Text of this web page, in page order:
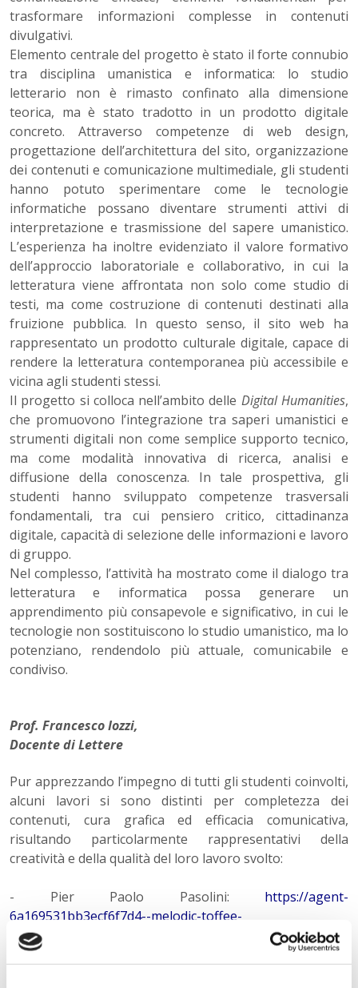
trasformare informazioni complesse in contenuti
divulgativi.
Elemento centrale del progetto è stato il forte connubio
tra disciplina umanistica e informatica: lo studio
letterario non è rimasto confinato alla dimensione
teorica, ma è stato tradotto in un prodotto digitale
concreto. Attraverso competenze di web design,
progettazione dell’architettura del sito, organizzazione
dei contenuti e comunicazione multimediale, gli studenti
hanno potuto sperimentare come le tecnologie
informatiche possano diventare strumenti attivi di
interpretazione e trasmissione del sapere umanistico.
L’esperienza ha inoltre evidenziato il valore formativo
dell’approccio laboratoriale e collaborativo, in cui la
letteratura viene affrontata non solo come studio di
testi, ma come costruzione di contenuti destinati alla
fruizione pubblica. In questo senso, il sito web ha
rappresentato un prodotto culturale digitale, capace di
rendere la letteratura contemporanea più accessibile e
vicina agli studenti stessi.
Il progetto si colloca nell’ambito delle Digital Humanities,
che promuovono l’integrazione tra saperi umanistici e
strumenti digitali non come semplice supporto tecnico,
ma come modalità innovativa di ricerca, analisi e
diffusione della conoscenza. In tale prospettiva, gli
studenti hanno sviluppato competenze trasversali
fondamentali, tra cui pensiero critico, cittadinanza
digitale, capacità di selezione delle informazioni e lavoro
di gruppo.
Nel complesso, l’attività ha mostrato come il dialogo tra
letteratura e informatica possa generare un
apprendimento più consapevole e significativo, in cui le
tecnologie non sostituiscono lo studio umanistico, ma lo
potenziano, rendendolo più attuale, comunicabile e
condiviso.
Prof. Francesco Iozzi,
Docente di Lettere
Pur apprezzando l’impegno di tutti gli studenti coinvolti,
alcuni lavori si sono distinti per completezza dei
contenuti, cura grafica ed efficacia comunicativa,
risultando particolarmente rappresentativi della
creatività e della qualità del loro lavoro svolto:
- Pier Paolo Pasolini: https://agent-
6a169531bb3ecf6f7d4--melodic-toffee-
8beeb1.netlify.app/
- Alda Merini:
https://giuliadragotto11.my.canva.site/